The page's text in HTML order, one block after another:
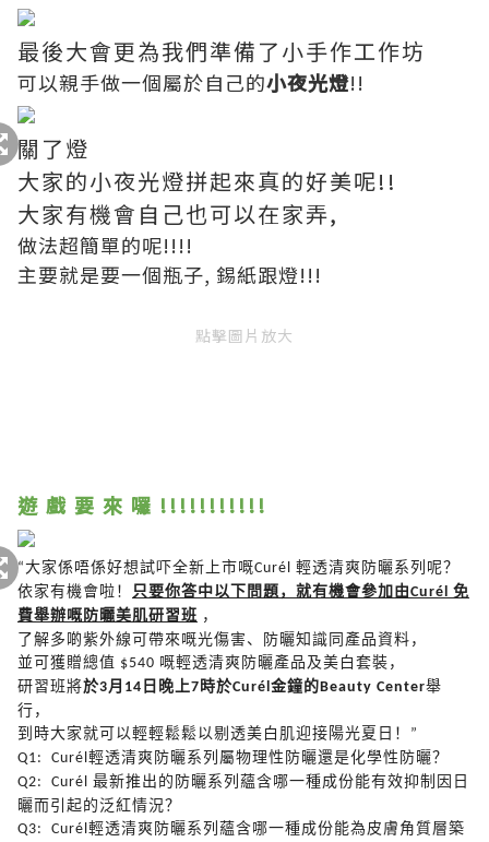
最後大會更為我們準備了小手作工作坊
可以親手做一個屬於自己的小夜光燈!!
關了燈
大家的小夜光燈拼起來真的好美呢!!
大家有機會自己也可以在家弄,
做法超簡單的呢!!!!
主要就是要一個瓶子, 錫紙跟燈!!!
點擊圖片放大
遊 戲 要 來 囉 !!!!!!!!!!!
“大家係唔係好想試吓全新上市嘅Curél 輕透清爽防曬系列呢？
依家有機會啦！
只要你答中以下問題，就有機會參加由Curél 免
費舉辦嘅防曬美肌研習班 ，
了解多啲紫外線可帶來嘅光傷害、防曬知識同產品資料，
並可獲贈總值 $540 嘅輕透清爽防曬產品及美白套裝，
研習班將於3 月 14 日晚上7 時於Curél 金鐘的Beauty Center舉
行，
到時大家就可以輕輕鬆鬆以剔透美白肌迎接陽光夏日！ ”
Q1: Curé 輕透清爽防曬系列屬物理性防曬還是化學性防曬？
Q2: Curé 最新推出的防曬系列蘊含哪一種成份能有效抑制因日
曬而引起的泛紅情況？
Q3: Curé 輕透清爽防曬系列蘊含哪一種成份能為皮膚角質層築